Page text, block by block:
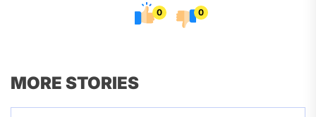
0 0
MORE STORIES